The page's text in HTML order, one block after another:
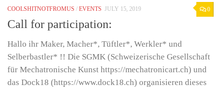
0
COOLSHITNOTFROMUS / EVENTS JULY 15, 2019
Call for participation:
Hallo ihr Maker, Macher*, Tüftler*, Werkler* und
Selberbastler* !! Die SGMK (Schweizerische Gesellschaft
für Mechatronische Kunst https://mechatronicart.ch) und
das Dock18 (https://www.dock18.ch) organisieren dieses